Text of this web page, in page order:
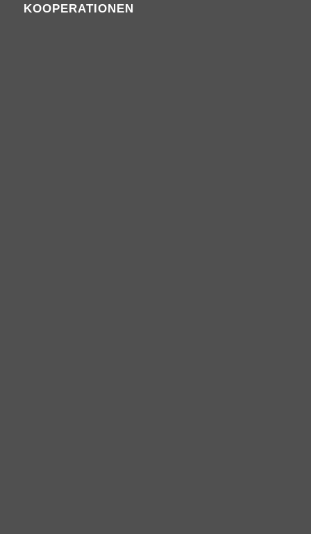
KOOPERATIONEN